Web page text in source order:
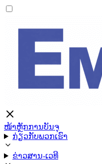
ໜ້າຫຼັກການບັນຈຸ
ກ່ຽວກັບພວກເຮົາ
ຂ່າວສານ-ເວທີ